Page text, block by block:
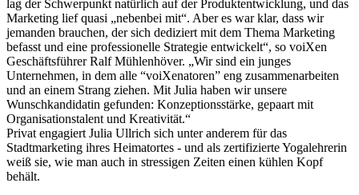
lag der Schwerpunkt natürlich auf der Produktentwicklung, und das
Marketing lief quasi „nebenbei mit“. Aber es war klar, dass wir
jemanden brauchen, der sich dediziert mit dem Thema Marketing
befasst und eine professionelle Strategie entwickelt“, so voiXen
Geschäftsführer Ralf Mühlenhöver. „Wir sind ein junges
Unternehmen, in dem alle “voiXenatoren” eng zusammenarbeiten
und an einem Strang ziehen. Mit Julia haben wir unsere
Wunschkandidatin gefunden: Konzeptionsstärke, gepaart mit
Organisationstalent und Kreativität.“
Privat engagiert Julia Ullrich sich unter anderem für das
Stadtmarketing ihres Heimatortes - und als zertifizierte Yogalehrerin
weiß sie, wie man auch in stressigen Zeiten einen kühlen Kopf
behält.